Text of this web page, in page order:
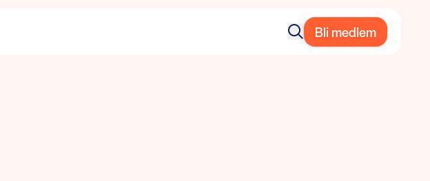
Bli medlem